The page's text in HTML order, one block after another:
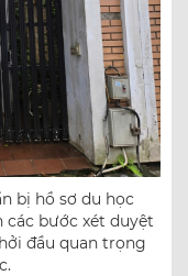
bị hồ sơ du học
các bước xét duyệt
đầu quan trọng